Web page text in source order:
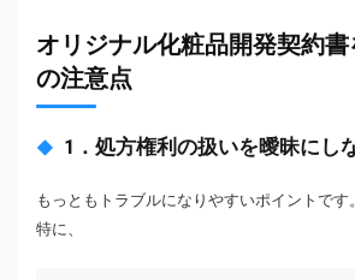
オリジナル化粧品開発契約
の注意点
1．処方権利の扱いを曖昧にし
もっともトラブルになりやすいポイントです。
特に、